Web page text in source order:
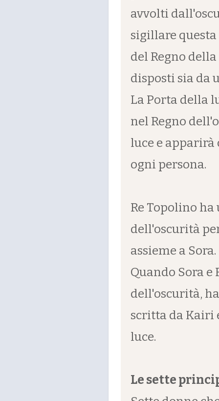
avvolti
sigillare questa
del Regno
disposti sia da
La Porta della
nel Regno
luce e apparirà
ogni persona.
Re Topolino
dell'oscurità
assieme a Sora.
Quando Sora e
dell'oscurità,
scritta da Kairi
luce.
Le sette